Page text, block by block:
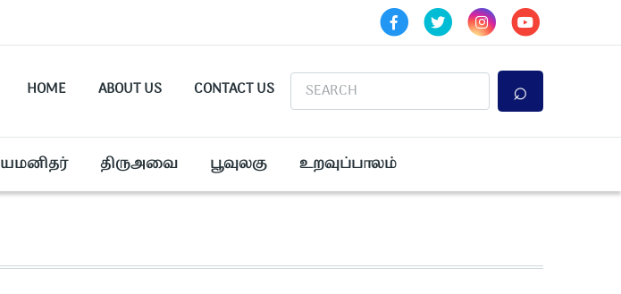
HOME ABOUT US CONTACT US Search
திருஅவை பூவுலகு உறவுப்பாலம்